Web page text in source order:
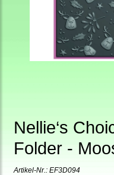
Nellie‘s
Folder -
Artikel-Nr.: EF3D094